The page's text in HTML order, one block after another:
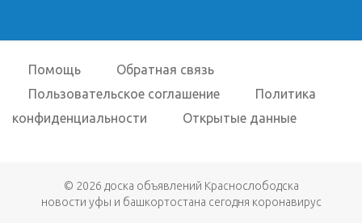
Помощь
Обратная связь
Пользовательское соглашение
Политика
конфиденциальности
Открытые данные
© 2026 доска объявлений Краснослободска
новости уфы и башкортостана сегодня коронавирус